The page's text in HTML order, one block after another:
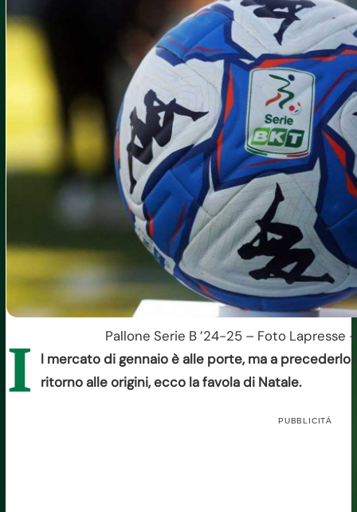
Pallone Serie B ’24-25 – Foto
I
l mercato di gennaio è alle porte, ma a
ritorno alle origini, ecco la favola di Natale.
PUBBLICITÀ